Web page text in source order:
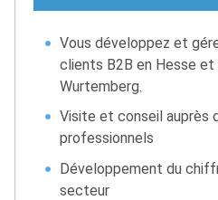
Vous développez et
clients B2B en Hesse et
Wurtemberg.
Visite et conseil auprès
professionnels
Développement du
secteur